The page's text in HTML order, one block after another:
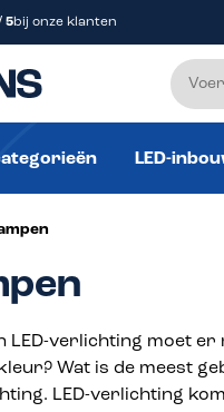
naar de hoofdnavigatie
5bij onze klanten
LED-
LED-verlichting moet
Wat is de meest
LED-verlichting